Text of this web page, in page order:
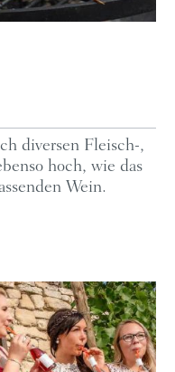
diversen Fleisch-,
hoch, wie das
Wein.